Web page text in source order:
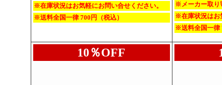
※在庫状況はお気軽にお問い合せください。
※送料全国一律 700円（税込）
※メーカー取り
※在庫状況はお
※送料全国一律
10％OFF